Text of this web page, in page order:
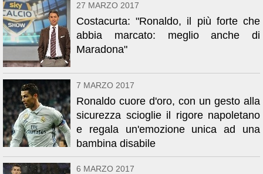
27 MARZO 2017
Costacurta: "Ronaldo, il più forte che
abbia marcato: meglio anche di
Maradona"
7 MARZO 2017
Ronaldo cuore d'oro, con un gesto alla
sicurezza scioglie il rigore napoletano
e regala un'emozione unica ad una
bambina disabile
6 MARZO 2017